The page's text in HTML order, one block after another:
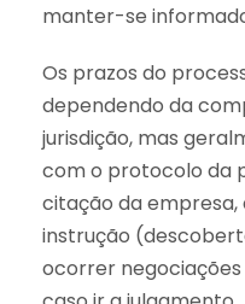
manter-se
Os prazos do
dependendo da
jurisdição, mas
com o protocolo da
citação da
instrução
ocorrer